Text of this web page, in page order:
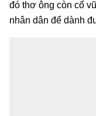
đó thơ ông còn cổ
nhân dân để dành